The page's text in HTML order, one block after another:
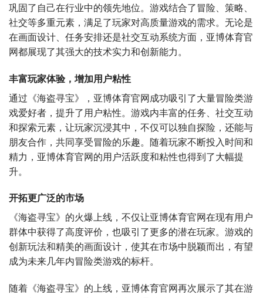
巩固了自己在行业中的领先地位。游戏结合了冒险、策略、
社交等多重元素，满足了玩家对高质量游戏的需求。无论是
在画面设计、任务安排还是社交互动系统方面，亚博体育官
网都展现了其强大的技术实力和创新能力。
丰富玩家体验，增加用户粘性
通过《海盗寻宝》，亚博体育官网成功吸引了大量冒险类游
戏爱好者，提升了用户粘性。游戏内丰富的任务、社交互动
和探索元素，让玩家沉浸其中，不仅可以独自探险，还能与
朋友合作，共同享受冒险的乐趣。随着玩家不断投入时间和
精力，亚博体育官网的用户活跃度和粘性也得到了大幅提
升。
开拓更广泛的市场
《海盗寻宝》的火爆上线，不仅让亚博体育官网在现有用户
群体中获得了高度评价，也吸引了更多的潜在玩家。游戏的
创新玩法和精美的画面设计，使其在市场中脱颖而出，有望
成为未来几年内冒险类游戏的标杆。
随着《海盗寻宝》的上线，亚博体育官网再次展示了其在游